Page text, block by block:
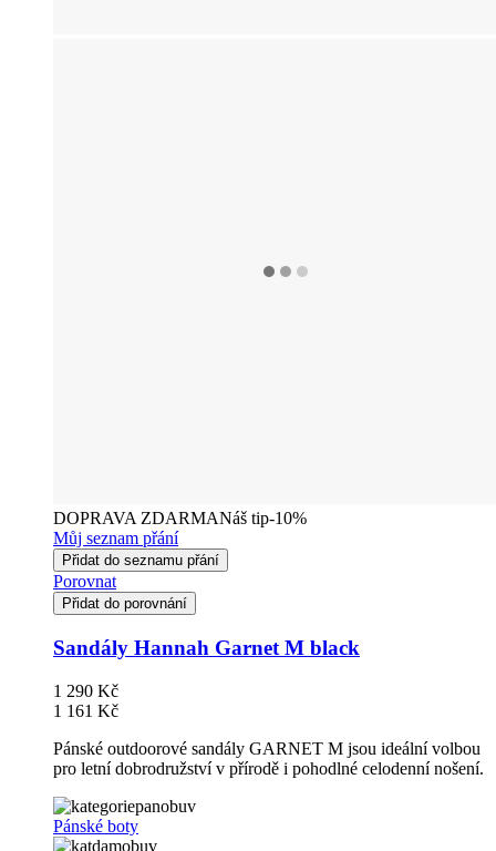
DOPRAVA ZDARMANáš tip-10%
Můj seznam přání
Přidat do seznamu přání
Porovnat
Přidat do porovnání
Sandály Hannah Garnet M black
1 290 Kč
1 161 Kč
Pánské outdoorové sandály GARNET M jsou ideální volbou
pro letní dobrodružství v přírodě i pohodlné celodenní nošení.
Pánské boty